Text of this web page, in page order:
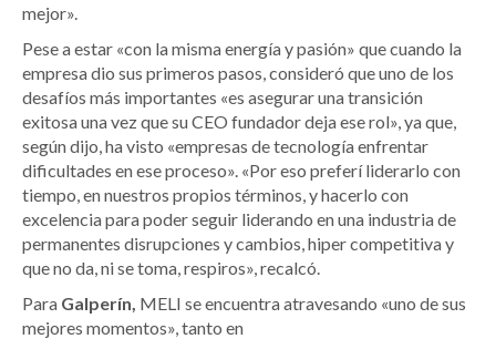
mejor».
Pese a estar «con la misma energía y pasión» que cuando la
empresa dio sus primeros pasos, consideró que uno de los
desafíos más importantes «es asegurar una transición
exitosa una vez que su CEO fundador deja ese rol», ya que,
según dijo, ha visto «empresas de tecnología enfrentar
dificultades en ese proceso». «Por eso preferí liderarlo con
tiempo, en nuestros propios términos, y hacerlo con
excelencia para poder seguir liderando en una industria de
permanentes disrupciones y cambios, hiper competitiva y
que no da, ni se toma, respiros», recalcó.
Para Galperín, MELI se encuentra atravesando «uno de sus
mejores momentos», tanto en